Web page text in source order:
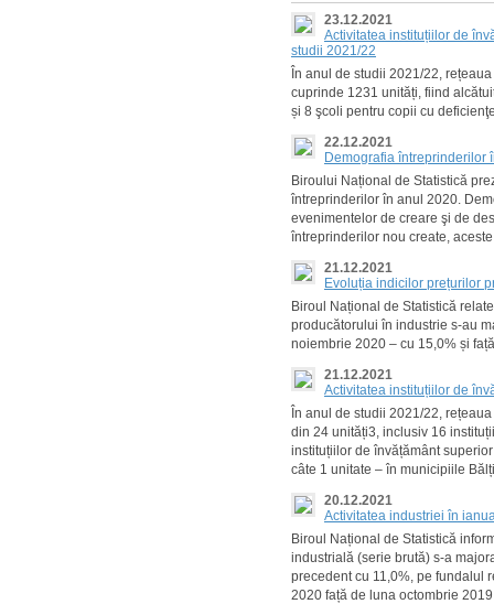
23.12.2021
Activitatea instituțiilor de
studii 2021/22
În anul de studii 2021/22,
cuprinde 1231 unități, fiind
și 8 şcoli pentru copii cu
22.12.2021
Demografia întreprinderilor
Biroului Național de Statistică
întreprinderilor în anul 2020.
evenimentelor de creare şi de
întreprinderilor nou create,
21.12.2021
Evoluția indicilor prețurilor
Biroul Național de Statistică
producătorului în industrie s-au
noiembrie 2020 – cu 15,0% și
21.12.2021
Activitatea instituțiilor de
În anul de studii 2021/22,
din 24 unități3, inclusiv 16
instituțiilor de învățământ
câte 1 unitate – în municipiile
20.12.2021
Activitatea industriei în
Biroul Național de Statistică
industrială (serie brută) s-a
precedent cu 11,0%, pe fundalul
2020 față de luna octombrie